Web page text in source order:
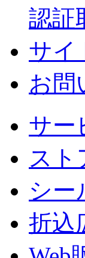
認証
サイ
お問
サー
スト
シー
折込